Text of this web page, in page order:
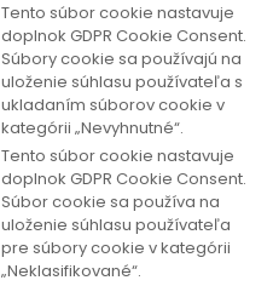
Tento súbor cookie nastavuje
doplnok GDPR Cookie Consent.
Súbory cookie sa používajú na
uloženie súhlasu používateľa s
ukladaním súborov cookie v
kategórii „Nevyhnutné“.
Tento súbor cookie nastavuje
doplnok GDPR Cookie Consent.
Súbor cookie sa používa na
uloženie súhlasu používateľa
pre súbory cookie v kategórii
„Neklasifikované“.